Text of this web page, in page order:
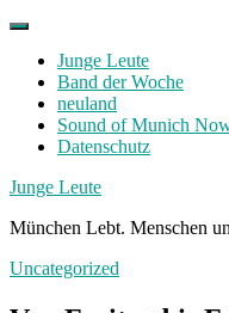
Skip
contentJunge Leute
Band der Woche
neuland
Sound of Munich
Datenschutz
Facebook
Twitter
Instagram
Junge Leute
München Lebt. Menschen
Uncategorized